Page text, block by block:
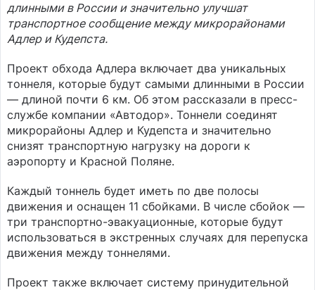
длинными в России и значительно улучшат
транспортное сообщение между микрорайонами
Адлер и Кудепста.
Проект обхода Адлера включает два уникальных
тоннеля, которые будут самыми длинными в России
— длиной почти 6 км. Об этом рассказали в пресс-
службе компании «Автодор». Тоннели соединят
микрорайоны Адлер и Кудепста и значительно
снизят транспортную нагрузку на дороги к
аэропорту и Красной Поляне.
Каждый тоннель будет иметь по две полосы
движения и оснащен 11 сбойками. В числе сбойок —
три транспортно-эвакуационные, которые будут
использоваться в экстренных случаях для перепуска
движения между тоннелями.
Проект также включает систему принудительной